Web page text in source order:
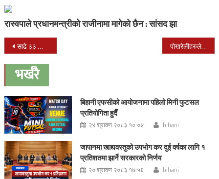
रास्वपाले प्रधानमन्त्रीको राजीनामा मागेको छैन : सांसद झा
Post
navigation
साढे ३३ किलो सुनकाण्डका मुख्य अभियुक्त श्याम खत्रीद्वारा आत्मसमर्पण पोखरेलीहरुले भोलि नेपालगन्जमा भेला अायोजना गर्ने
भर्खरै
बिहानी एफसीको आयोजनामा पहिलो मिनी फुटसल
प्रतियोगिता हुदैँ
२४ श्रावण २०८३ १०:०४ bihani
जापानमा खाद्यवस्तुको उपभोग कर दुई वर्षका लागि १
प्रतिशतमा झार्ने सरकारको निर्णय
२० श्रावण २०८३ १७:५६ bihani